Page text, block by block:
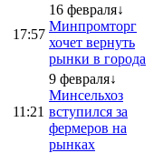
17:57
16 февраля↓
Минпромторг
хочет вернуть
рынки в города
11:21
9 февраля↓
Минсельхоз
вступился за
фермеров на
рынках